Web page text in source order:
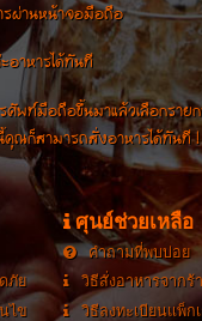
รผ่านหน้าจอมือถือ
อาหารได้ทันที
ศัพท์มือถือขึ้นมาแล้วเลือกราย
คุณก็สามารถสั่งอาหารได้ทันที !
ภัย
ไข
ศุนย์ช่วยเหลือ
คำถามที่พบบ่อย
วิธีสั่งอาหารจากร้
วิธีลงทะเบียนแพ็ก